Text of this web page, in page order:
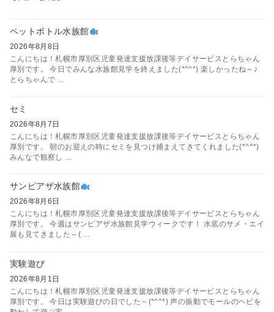
ペットボトル水族館
2026年8月8日
こんにちは！札幌市厚別区児童発達支援放課後等デイサービスとらちゃん
厚別です。 今日でみんな水族館見学を終えました(*^^*) 楽しかったね～♪
とらちゃんで …
セミ
2026年8月7日
こんにちは！札幌市厚別区児童発達支援放課後等デイサービスとらちゃん
厚別です。 朝のお迎えの時にセミを見つけ捕まえてきてくれました(*^^*)
みんなで観察し …
サンピアザ水族館
2026年8月6日
こんにちは！札幌市厚別区児童発達支援放課後等デイサービスとらちゃん
厚別です。 今週はサンピアザ水族館見学ウィークです！ 水底のサメ・エイ
展も見てきました～( …
実験遊び
2026年8月1日
こんにちは！札幌市厚別区児童発達支援放課後等デイサービスとらちゃん
厚別です。 今日は実験遊びの日でした～(*^^*) 声の振動でモールのヘビを